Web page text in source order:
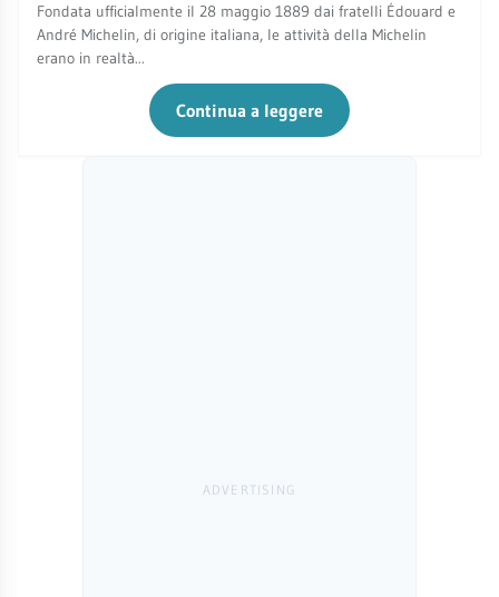
Fondata ufficialmente il 28 maggio 1889 dai fratelli Édouard e
André Michelin, di origine italiana, le attività della Michelin
erano in realtà...
Continua a leggere